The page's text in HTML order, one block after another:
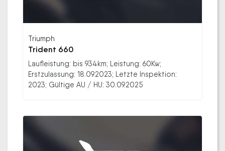
Triumph
Trident 660
Laufleistung: bis 934km; Leistung: 60Kw;
Erstzulassung: 18.09.2023; Letzte Inspektion:
2023; Gültige AU / HU: 30.09.2025